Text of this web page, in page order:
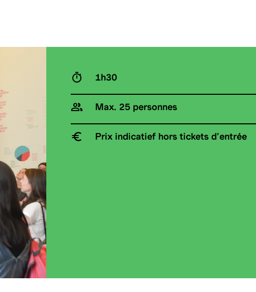
1h30
Max. 25 personnes
Prix indicatief hors tickets d'entrée